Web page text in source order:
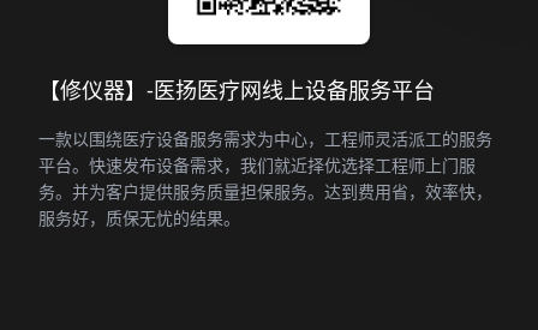
【修仪器】-医扬医疗网线上设备服务平台
一款以围绕医疗设备服务需求为中心，工程师灵活派工的服务
平台。快速发布设备需求，我们就近择优选择工程师上门服
务。并为客户提供服务质量担保服务。达到费用省，效率快，
服务好，质保无忧的结果。